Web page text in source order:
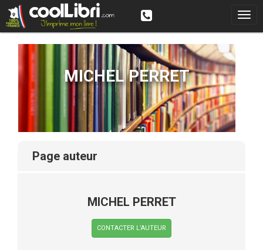
MICHEL PERRET
page auteur
MICHEL PERRET
CONTACTER L’AUTEUR